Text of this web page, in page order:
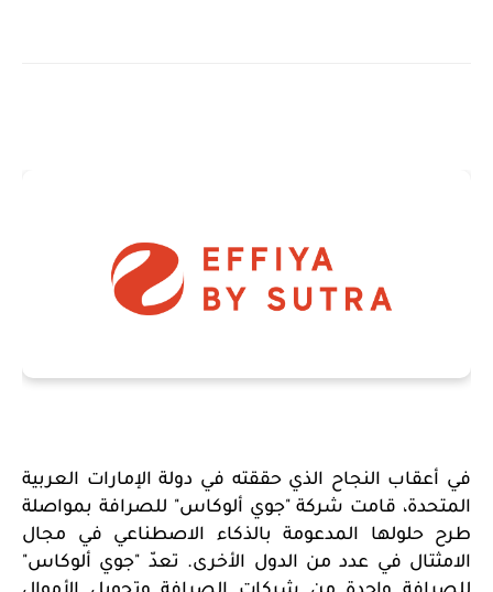
في أعقاب النجاح الذي حققته في دولة الإمارات العربية
المتحدة، قامت شركة "جوي ألوكاس" للصرافة بمواصلة
طرح حلولها المدعومة بالذكاء الاصطناعي في مجال
الامثتال في عدد من الدول الأخرى. تعدّ "جوي ألوكاس"